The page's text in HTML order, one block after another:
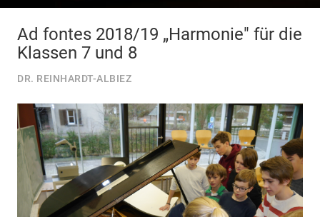
Ad fontes 2018/19 „Harmonie" für die
Klassen 7 und 8
DR. REINHARDT-ALBIEZ